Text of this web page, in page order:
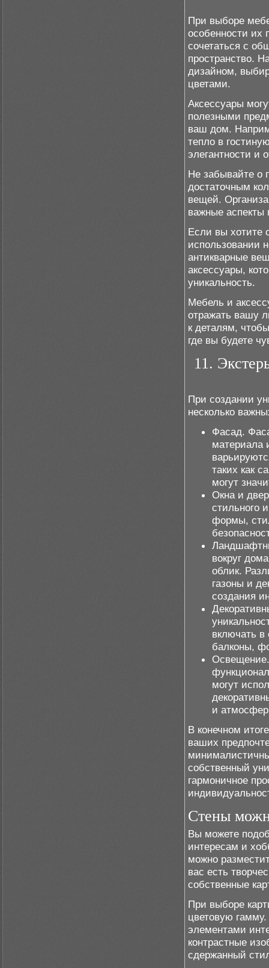
При выборе
особенности их
сочетаться с
пространство.
дизайном,
цветами.
Аксессуары
полезными
ваш дом.
тепло в
элегантности и
Не забывайте о
достаточным
вещей.
важные аспекты
Если вы хотите
использовании
антикварные
аксессуары,
уникальность.
Мебель и
отражать вашу
к деталям,
где вы будете
11.
При создании
несколько
Фасад.
материала
таких как
могут
Окна и
стильного
формы,
вокруг
облик.
газоны и
создания
включать в
балконы,
могут
и
В конечном
ваших
собственный
гармоничное
Стены
Вы можете
интересам и
можно
вас есть
собственные
При выборе
цветовую
элементами
контрастные
сдержанный